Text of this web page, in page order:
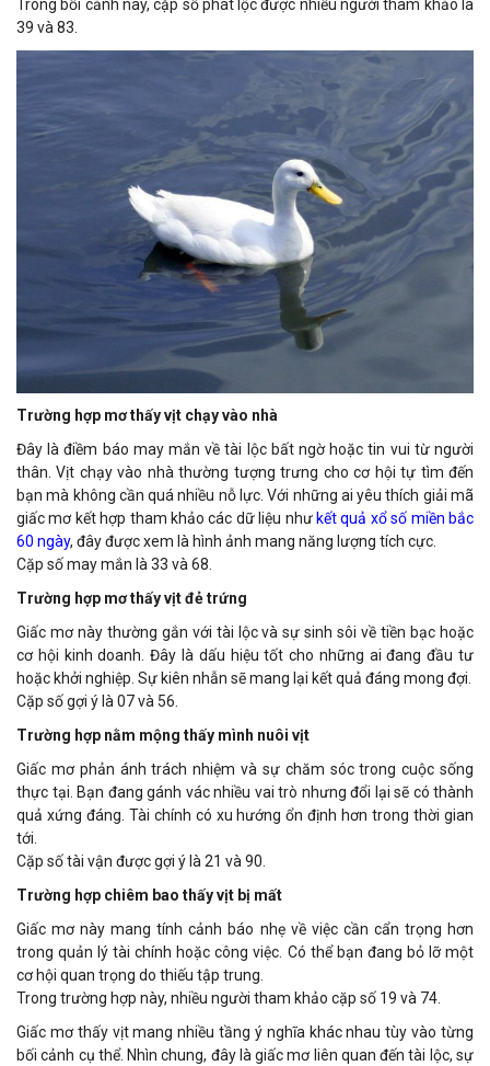
Trong bối cảnh này, cặp số phát lộc được nhiều người tham khảo là
39 và 83.
Trường hợp mơ thấy vịt chạy vào nhà
Đây là điềm báo may mắn về tài lộc bất ngờ hoặc tin vui từ người
thân. Vịt chạy vào nhà thường tượng trưng cho cơ hội tự tìm đến
bạn mà không cần quá nhiều nỗ lực. Với những ai yêu thích giải mã
giấc mơ kết hợp tham khảo các dữ liệu như kết quả xổ số miền bắc
60 ngày, đây được xem là hình ảnh mang năng lượng tích cực.
Cặp số may mắn là 33 và 68.
Trường hợp mơ thấy vịt đẻ trứng
Giấc mơ này thường gắn với tài lộc và sự sinh sôi về tiền bạc hoặc
cơ hội kinh doanh. Đây là dấu hiệu tốt cho những ai đang đầu tư
hoặc khởi nghiệp. Sự kiên nhẫn sẽ mang lại kết quả đáng mong đợi.
Cặp số gợi ý là 07 và 56.
Trường hợp nằm mộng thấy mình nuôi vịt
Giấc mơ phản ánh trách nhiệm và sự chăm sóc trong cuộc sống
thực tại. Bạn đang gánh vác nhiều vai trò nhưng đổi lại sẽ có thành
quả xứng đáng. Tài chính có xu hướng ổn định hơn trong thời gian
tới.
Cặp số tài vận được gợi ý là 21 và 90.
Trường hợp chiêm bao thấy vịt bị mất
Giấc mơ này mang tính cảnh báo nhẹ về việc cần cẩn trọng hơn
trong quản lý tài chính hoặc công việc. Có thể bạn đang bỏ lỡ một
cơ hội quan trọng do thiếu tập trung.
Trong trường hợp này, nhiều người tham khảo cặp số 19 và 74.
Giấc mơ thấy vịt mang nhiều tầng ý nghĩa khác nhau tùy vào từng
bối cảnh cụ thể. Nhìn chung, đây là giấc mơ liên quan đến tài lộc, sự